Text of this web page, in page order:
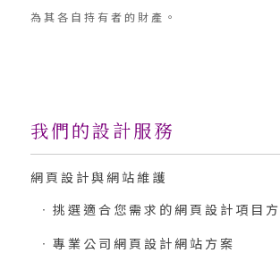
為其各自持有者的財產。
我們的設計服務
網頁設計與網站維護
挑選適合您需求的網頁設計項目
專業公司網頁設計網站方案